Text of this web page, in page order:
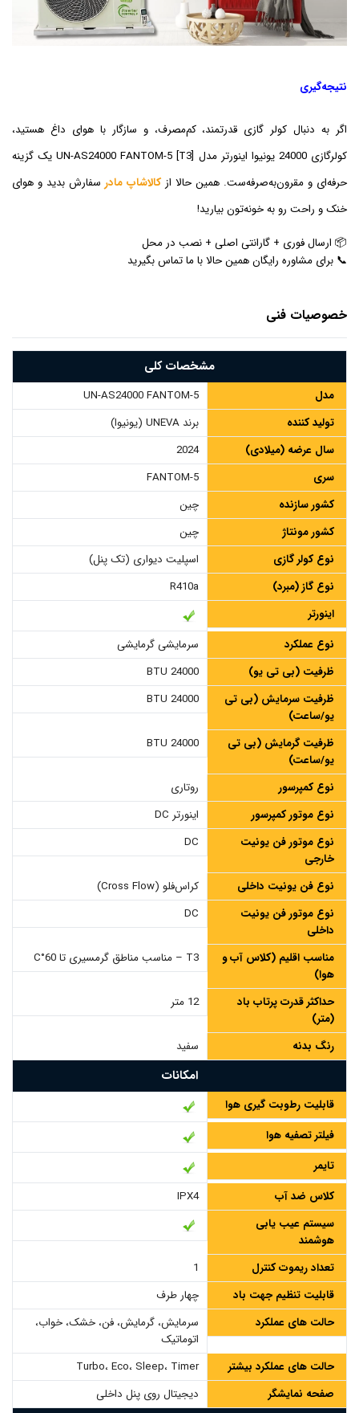
نتیجه‌گیری
اگر به دنبال کولر گازی قدرتمند، کم‌مصرف، و سازگار با هوای داغ هستید،
کولرگازی 24000 یونیوا اینورتر مدل UN-AS24000 FANTOM-5 [T3] یک گزینه
حرفه‌ای و مقرون‌به‌صرفه‌ست. همین حالا ازکالاشاپ مادر سفارش بدید و هوای
خنک و راحت رو به خونه‌تون بیارید!
📦 ارسال فوری + گارانتی اصلی + نصب در محل
📞 برای مشاوره رایگان همین حالا با ما تماس بگیرید
خصوصیات فنی
مشخصات کلی
مدل
UN-AS24000 FANTOM-5
تولید کننده
برند UNEVA (یونیوا)
سال عرضه (میلادی)
2024
سری
FANTOM-5
کشور سازنده
چین
کشور مونتاژ
چین
نوع کولر گازی
اسپلیت دیواری (تک پنل)
نوع گاز (مبرد)
R410a
اینورتر
نوع عملکرد
سرمایشی گرمایشی
ظرفیت (بی تی یو)
24000 BTU
ظرفیت سرمایش (بی تی
یو/ساعت)
24000 BTU
ظرفیت گرمایش (بی تی
یو/ساعت)
24000 BTU
نوع کمپرسور
روتاری
نوع موتور کمپرسور
اینورتر DC
نوع موتور فن یونیت
خارجی
DC
نوع فن یونیت داخلی
کراس‌فلو (Cross Flow)
نوع موتور فن یونیت
داخلی
DC
مناسب اقلیم (کلاس آب و
هوا)
T3 – مناسب مناطق گرمسیری تا 60°C
حداکثر قدرت پرتاب باد
(متر)
12 متر
رنگ بدنه سفید
امکانات
قابلیت رطوبت گیری هوا
فیلتر تصفیه هوا
تایمر
کلاس ضد آب
IPX4
سیستم عیب یابی
هوشمند
تعداد ریموت کنترل
1
قابلیت تنظیم جهت باد
چهار طرف
حالت های عملکرد
سرمایش، گرمایش، فن، خشک، خواب،
اتوماتیک
حالت های عملکرد بیشتر
Turbo، Eco، Sleep، Timer
صفحه نمایشگر
دیجیتال روی پنل داخلی